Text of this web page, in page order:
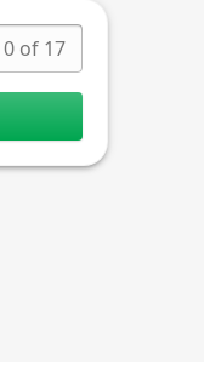
0 of 17